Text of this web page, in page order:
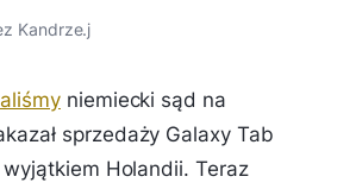
Kandrze.j
niemiecki sąd na
sprzedaży Galaxy Tab
wyjątkiem Holandii. Teraz